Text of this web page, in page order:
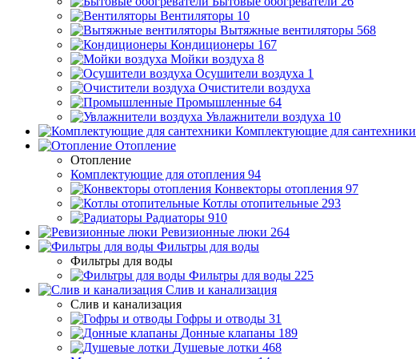
Вентиляторы 10
Вытяжные вентиляторы 568
Кондиционеры 167
Мойки воздуха 8
Осушители воздуха 1
Очистители воздуха
Промышленные 64
Увлажнители воздуха 10
Комплектующие для сантехники
Отопление
Отопление
Комплектующие для отопления 94
Конвекторы отопления 97
Котлы отопительные 293
Радиаторы 910
Ревизионные люки 264
Фильтры для воды
Фильтры для воды
Фильтры для воды 225
Слив и канализация
Слив и канализация
Гофры и отводы 31
Донные клапаны 189
Душевые лотки 468